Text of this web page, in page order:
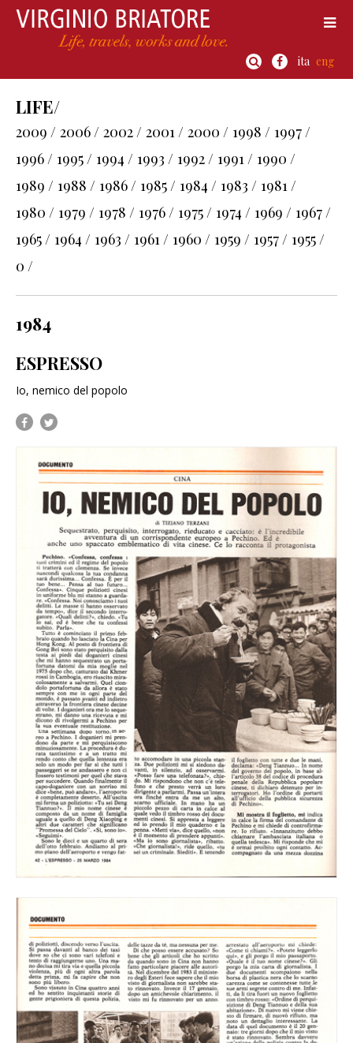
ita eng
LIFE/
2009 / 2006 / 2002 / 2001 / 2000 / 1998 / 1997 /
1996 / 1995 / 1994 / 1993 / 1992 / 1991 / 1990 /
1989 / 1988 / 1986 / 1985 / 1984 / 1983 / 1981 /
1980 / 1979 / 1978 / 1976 / 1975 / 1974 / 1969 / 1967 /
1965 / 1964 / 1963 / 1961 / 1960 / 1959 / 1957 / 1955 /
0 /
1984
ESPRESSO
Io, nemico del popolo